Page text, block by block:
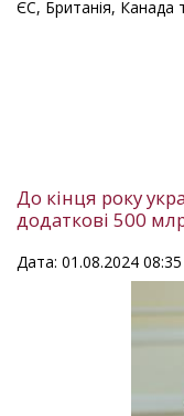
ЄС, Британія, Канада
До кінця року
додаткові 500
Дата: 01.08.2024 08:35